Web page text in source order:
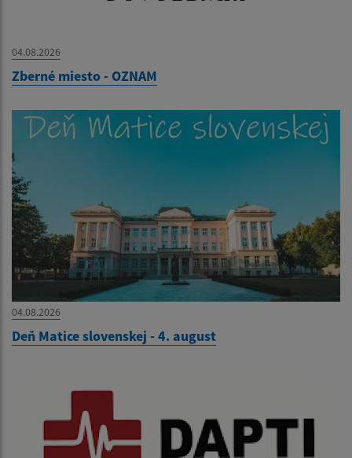
04.08.2026
Zberné miesto - OZNAM
04.08.2026
Deň Matice slovenskej - 4. august